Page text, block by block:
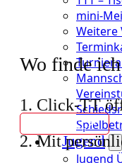
mini-
Weitere
Jugend
Jugend
Wo finde
1. Click-TT
Zu click-TT
2. Mit